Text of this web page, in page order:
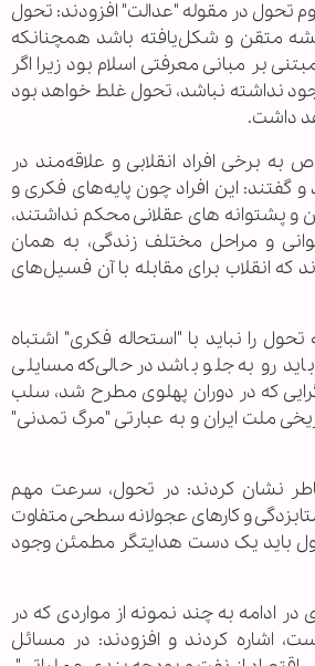
تحول در مقوله "عدالت" افزودند: تحول
متقن و شکل‌یافته باشد همچنانکه
بر مبانی معرفتی اسلام بود زیرا اگر
نداشته نباشد، تحول غلط خواهد بود
داشت.
برخی افراد انقلابی و علاقه‌مند در
و گفتند: این افراد چون پایه‌های فکری و
و پشتوانه های عقلانی محکم نداشتند،
و مراحل مختلف زندگی، به همان
انقلاب برای مقابله با آن فسیل‌های
تحول را نباید با "استحاله فکری" اشتباه
رو به جلو باشد در حالی‌که مسایلی
که در دوران پهلوی مطرح شد، سلب
ملت ایران و به عبارتی "مرگ تمدنی"
نشان کردند: در تحول، سرعت مهم
و کارهای عجولانه سطحی متفاوت
باید یک دست هدایتگر مطمئن وجود
ادامه به چند نمونه از مواردی که در
اشاره کردند و افزودند: در مسائل